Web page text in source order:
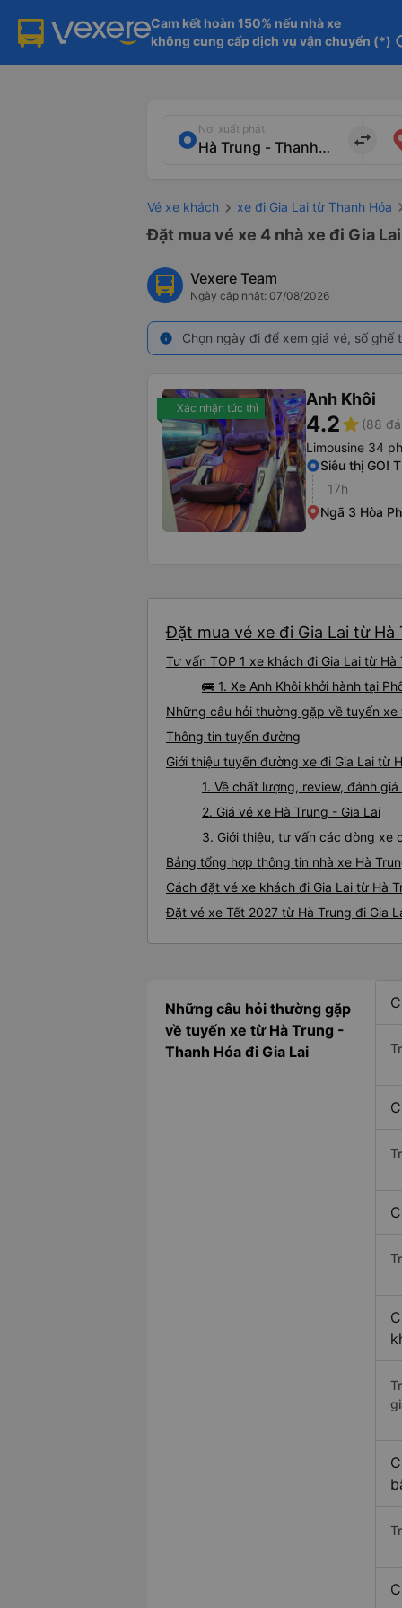
Cam kết hoàn 150% nếu nhà xe
không cung cấp dịch vụ vận chuyển (*)
Nơi xuất phát
import_export
Vé xe khách xe đi Gia Lai từ Thanh Hóa
Đặt mua vé xe 4 nhà xe đi Gia
Vexere Team
Ngày cập nhật: 07/08/2026
info Chọn ngày đi để xem giá vé, số
Xác nhận tức thì Anh Khôi
4.2star (88
Limousine 34
Siêu thị GO!
17h
Ngã 3 Hòa
Đặt mua vé xe đi Gia Lai từ
Tư vấn TOP 1 xe khách đi Gia Lai từ
🚌 1. Xe Anh Khôi khởi hành tại
Những câu hỏi thường gặp về tuyến xe
Thông tin tuyến đường
Giới thiệu tuyến đường xe đi Gia Lai từ
1. Về chất lượng, review, đánh
2. Giá vé xe Hà Trung - Gia Lai
3. Giới thiệu, tư vấn các dòng xe
Bảng tổng hợp thông tin nhà xe Hà
Cách đặt vé xe khách đi Gia Lai từ Hà
Đặt vé xe Tết 2027 từ Hà Trung đi Gia
Những câu hỏi thường gặp
về tuyến xe từ Hà Trung -
Thanh Hóa đi Gia Lai